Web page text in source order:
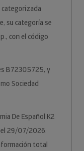
categorizada
su categoría se
con el código
B72305725, y
Sociedad
De Español K2
el 29/07/2026.
total